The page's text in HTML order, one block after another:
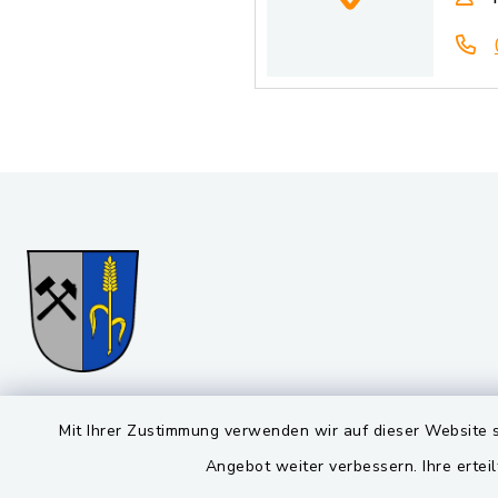
Mit Ihrer Zustimmung verwenden wir auf dieser
Angebot weiter verbessern. Ihre
Gemeinde Stulln